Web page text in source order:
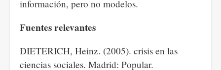
información, pero no modelos.
Fuentes relevantes
DIETERICH, Heinz. (2005). crisis en las
ciencias sociales. Madrid: Popular.